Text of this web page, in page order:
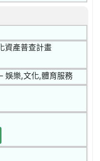
資產普查計畫
樂,文化,體育服務